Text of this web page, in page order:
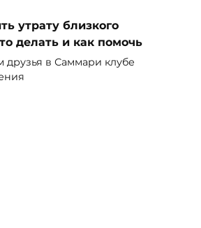
утрату близкого
делать и как помочь
друзья в Саммари клубе